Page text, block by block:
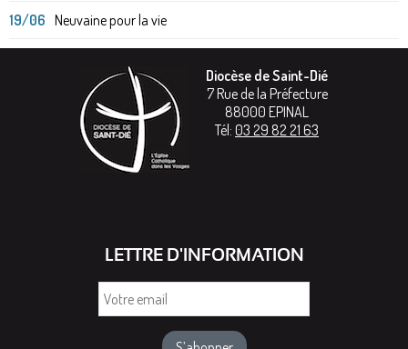
19/06 Neuvaine pour la vie
Diocèse de Saint-Dié
7 Rue de la Préfecture
88000 EPINAL
Tél: 03 29 82 21 63
LETTRE D'INFORMATION